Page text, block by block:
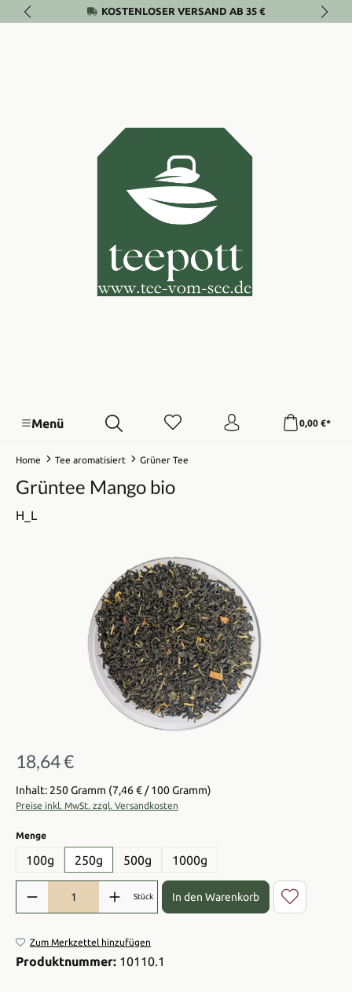
Zum Hauptinhalt springenKOSTENLOSER VERSAND AB 35 €
Menü 0,00 €*
Home Tee aromatisiert Grüner Tee
Grüntee Mango bio
H_L
Bildergalerie überspringen
Regulärer Preis:
18,64 €
Inhalt: 250 Gramm (7,46 € / 100 Gramm)
Preise inkl. MwSt. zzgl. Versandkosten
Mengeauswählen
100g 250g 500g 1000g
Produkt Anzahl: Gib den gewünschten Wert ein oder benutze die
Stück In den Warenkorb
Zum Merkzettel hinzufügen
Produktnummer: 10110.1